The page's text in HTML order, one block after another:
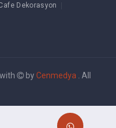
Dekorasyon
byCenmedya
. All